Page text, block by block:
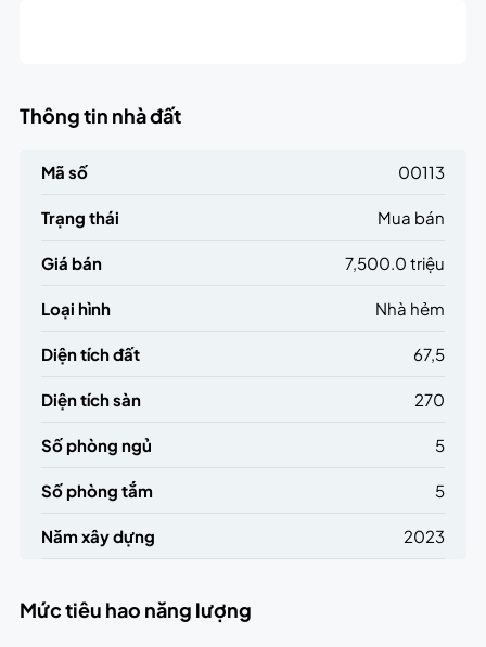
Thông tin nhà đất
Mã số 00113
Trạng thái Mua bán
Giá bán 7,500.0 triệu
Loại hình Nhà hẻm
Diện tích đất 67,5
Diện tích sàn 270
Số phòng ngủ 5
Số phòng tắm 5
Năm xây dựng 2023
Mức tiêu hao năng lượng